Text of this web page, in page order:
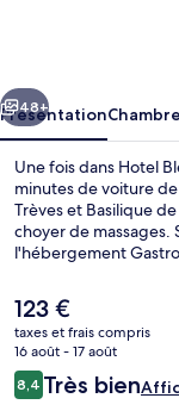
Suivant
48+
Présentation
Une fois dans Hotel
minutes de voiture
Trèves et Basilique
choyer de massages.
l'hébergement
piscine couverte, un
parmi les petits plus
Le
prix
actuel
est
de
123 €
taxes et frais compris
16 août - 17 août
Avis
voyageurs
8,48,4 sur 10
Très bien